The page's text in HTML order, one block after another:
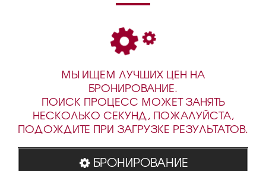
МЫ ИЩЕМ ЛУЧШИХ ЦЕН НА
БРОНИРОВАНИЕ.
ПОИСК ПРОЦЕСС МОЖЕТ ЗАНЯТЬ
НЕСКОЛЬКО СЕКУНД, ПОЖАЛУЙСТА,
ПОДОЖДИТЕ ПРИ ЗАГРУЗКЕ РЕЗУЛЬТАТОВ.
БРОНИРОВАНИЕ